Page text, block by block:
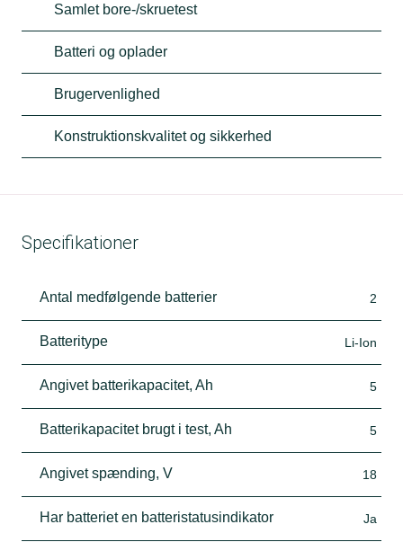
Samlet bore-/skruetest
Batteri og oplader
Brugervenlighed
Konstruktionskvalitet og sikkerhed
Specifikationer
Antal medfølgende batterier 2
Batteritype Li-Ion
Angivet batterikapacitet, Ah 5
Batterikapacitet brugt i test, Ah 5
Angivet spænding, V 18
Har batteriet en batteristatusindikator Ja